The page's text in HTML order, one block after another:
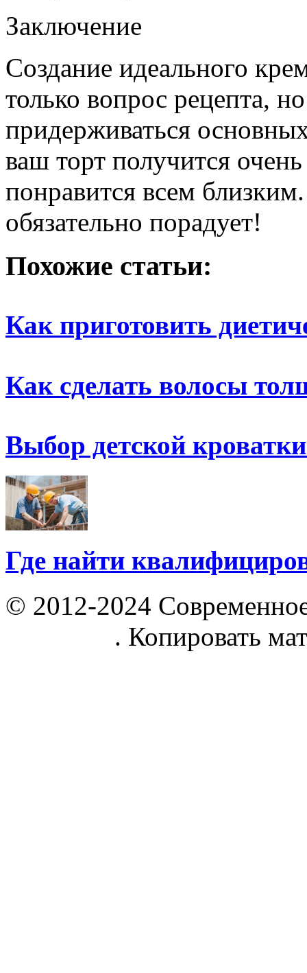
Заключение
Создание идеального
только вопрос рецепта,
придерживаться
ваш торт получится
понравится всем
обязательно порадует!
Похожие статьи:
Как приготовить
Как сделать волосы
Выбор детской
Где найти
© 2012-2024
. Копировать